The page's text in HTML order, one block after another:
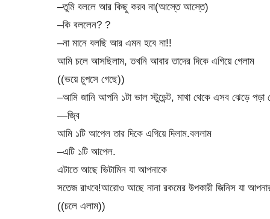
–তুমি বললে আর কিছু করব না(আস্তে আস্তে)
–কি বললেন? ?
–না মানে বলছি আর এমন হবে না!!
আমি চলে আসছিলাম, তখনি আবার তাদের দিকে এগিয়ে গেলাম
((ভয়ে চুপসে গেছে))
–আমি জানি আপনি ১টা ভাল স্টুডেন্ট, মাথা থেকে এসব ঝেড়ে পড়া
—জ্বি
আমি ১টি আপেল তার দিকে এগিয়ে দিলাম.বললাম
–এটি ১টি আপেল.
এটাতে আছে ভিটামিন যা আপনাকে
সতেজ রাখবে!আরোও আছে নানা রকমের উপকারী জিনিস যা
((চলে এলাম))